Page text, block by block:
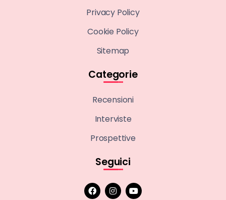
Privacy Policy
Cookie Policy
Sitemap
Categorie
Recensioni
Interviste
Prospettive
Seguici